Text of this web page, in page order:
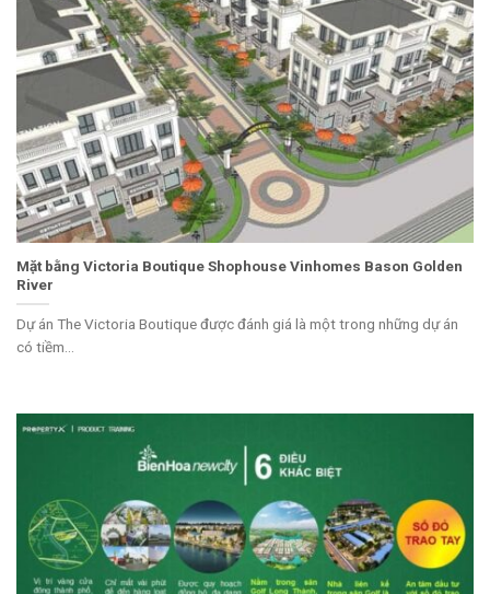
Mặt bằng Victoria Boutique Shophouse Vinhomes Bason Golden
River
Dự án The Victoria Boutique được đánh giá là một trong những dự án
có tiềm...